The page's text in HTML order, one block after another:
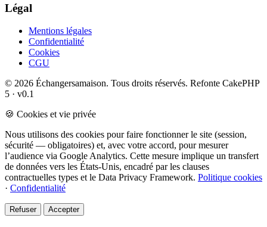
Légal
Mentions légales
Confidentialité
Cookies
CGU
© 2026 Échangersamaison. Tous droits réservés. Refonte CakePHP
5 · v0.1
🍪 Cookies et vie privée
Nous utilisons des cookies pour faire fonctionner le site (session,
sécurité — obligatoires) et, avec votre accord, pour mesurer
l’audience via Google Analytics. Cette mesure implique un transfert
de données vers les États-Unis, encadré par les clauses
contractuelles types et le Data Privacy Framework. Politique cookies
· Confidentialité
Refuser Accepter